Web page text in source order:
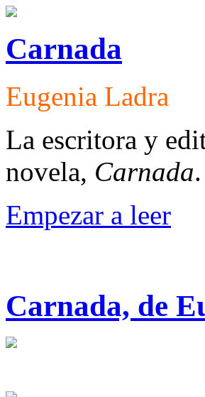
Carnada
Eugenia Ladra
La escritora y
novela, Carnada.
Empezar a leer
Carnada, de